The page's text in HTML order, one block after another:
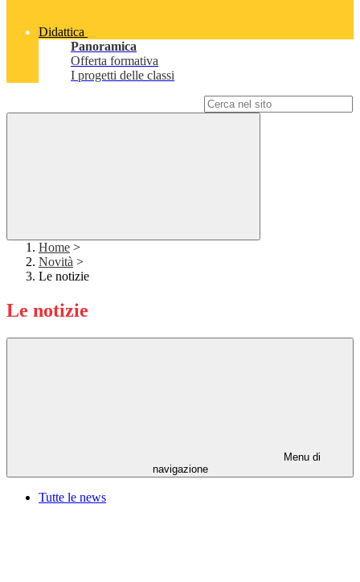
Didattica
Panoramica
Offerta formativa
I progetti delle classi
Home >
Novità >
Le notizie
Le notizie
Menu di
navigazione
Tutte le news